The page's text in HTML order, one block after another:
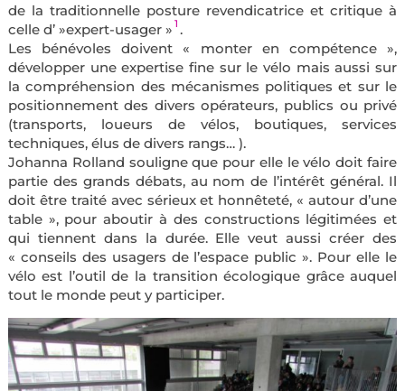
de la traditionnelle posture revendicatrice et critique à
celle d’ »expert-usager » 1 .
Les bénévoles doivent « monter en compétence »,
développer une expertise fine sur le vélo mais aussi sur
la compréhension des mécanismes politiques et sur le
positionnement des divers opérateurs, publics ou privé
(transports, loueurs de vélos, boutiques, services
techniques, élus de divers rangs… ).
Johanna Rolland souligne que pour elle le vélo doit faire
partie des grands débats, au nom de l’intérêt général. Il
doit être traité avec sérieux et honnêteté, « autour d’une
table », pour aboutir à des constructions légitimées et
qui tiennent dans la durée. Elle veut aussi créer des
« conseils des usagers de l’espace public ». Pour elle le
vélo est l’outil de la transition écologique grâce auquel
tout le monde peut y participer.